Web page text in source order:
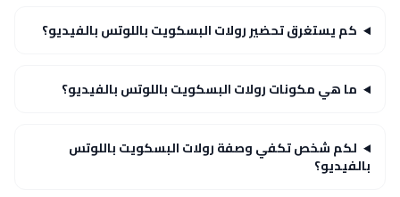
كم يستغرق تحضير رولات البسكويت باللوتس بالفيديو؟
ما هي مكونات رولات البسكويت باللوتس بالفيديو؟
لكم شخص تكفي وصفة رولات البسكويت باللوتس
بالفيديو؟